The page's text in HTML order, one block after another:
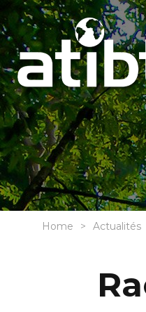
Home Actualités